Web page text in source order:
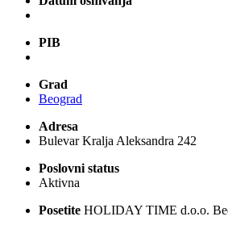
PIB
Grad
Beograd
Adresa
Bulevar Kralja Aleksandra 242
Poslovni status
Aktivna
Posetite HOLIDAY TIME d.o.o.